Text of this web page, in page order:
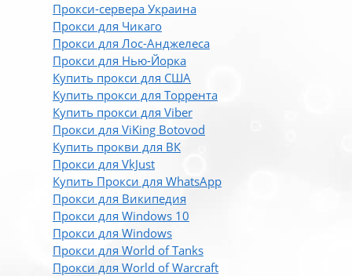
Прокси-сервера Украина
Прокси для Чикаго
Прокси для Лос-Анджелеса
Прокси для Нью-Йорка
Купить прокси для США
Купить прокси для Торрента
Купить прокси для Viber
Прокси для ViKing Botovod
Купить прокви для ВК
Прокси для VkJust
Купить Прокси для WhatsApp
Прокси для Википедия
Прокси для Windows 10
Прокси для Windows
Прокси для World of Tanks
Прокси для World of Warcraft